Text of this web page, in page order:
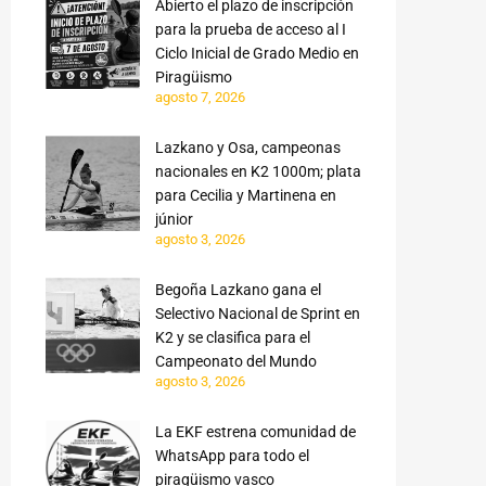
Abierto el plazo de inscripción
para la prueba de acceso al I
Ciclo Inicial de Grado Medio en
Piragüismo
agosto 7, 2026
Lazkano y Osa, campeonas
nacionales en K2 1000m; plata
para Cecilia y Martinena en
júnior
agosto 3, 2026
Begoña Lazkano gana el
Selectivo Nacional de Sprint en
K2 y se clasifica para el
Campeonato del Mundo
agosto 3, 2026
La EKF estrena comunidad de
WhatsApp para todo el
piragüismo vasco